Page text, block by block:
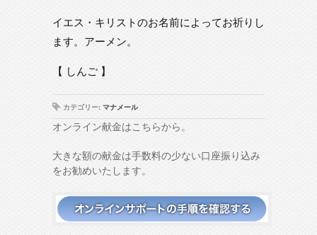
イエス・キリストのお名前によってお祈りし
ます。アーメン。
【 しんご 】
カテゴリー: マナメール
オンライン献金はこちらから。
大きな額の献金は手数料の少ない口座振り込み
をお勧めいたします。